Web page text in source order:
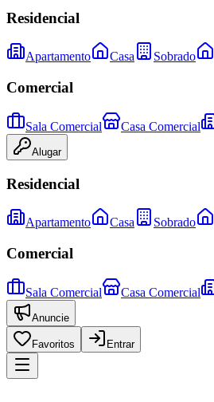
Residencial
Apartamento Casa Sobrado
Comercial
Sala Comercial Casa Comercial
Alugar
Residencial
Apartamento Casa Sobrado
Comercial
Sala Comercial Casa Comercial
Anuncie
Favoritos Entrar